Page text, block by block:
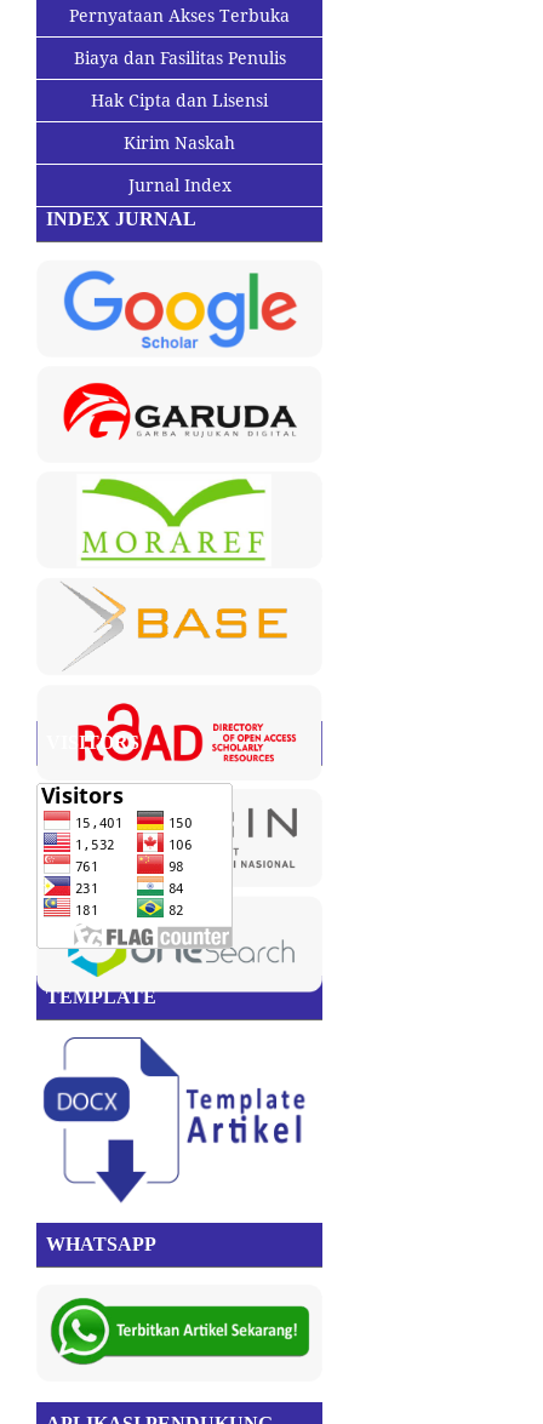
Pernyataan Akses Terbuka
Biaya dan Fasilitas Penulis
Hak Cipta dan Lisensi
Kirim Naskah
Jurnal Index
INDEX JURNAL
VISITORS
TEMPLATE
WHATSAPP